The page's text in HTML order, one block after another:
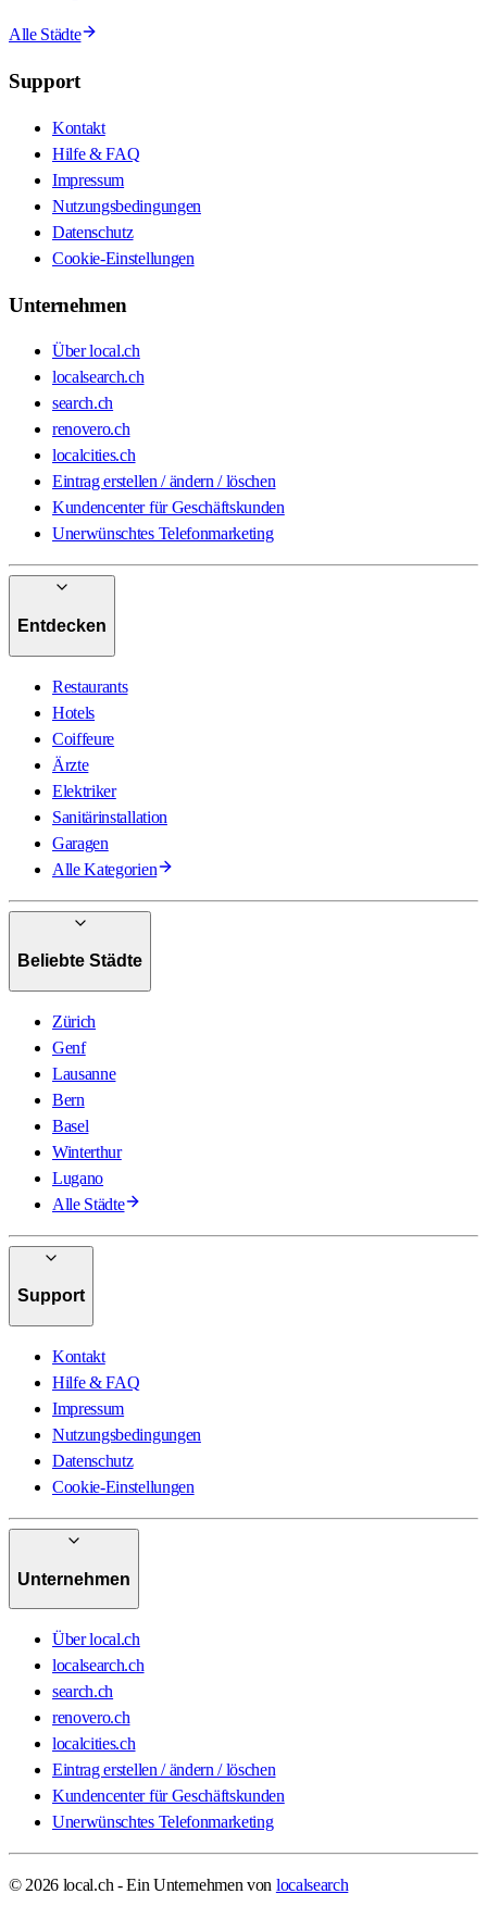
Alle Städte
Support
Kontakt
Hilfe & FAQ
Impressum
Nutzungsbedingungen
Datenschutz
Cookie-Einstellungen
Unternehmen
Über local.ch
localsearch.ch
search.ch
renovero.ch
localcities.ch
Eintrag erstellen / ändern / löschen
Kundencenter für Geschäftskunden
Unerwünschtes Telefonmarketing
Entdecken
Restaurants
Hotels
Coiffeure
Ärzte
Elektriker
Sanitärinstallation
Garagen
Alle Kategorien
Beliebte Städte
Zürich
Genf
Lausanne
Bern
Basel
Winterthur
Lugano
Alle Städte
Support
Kontakt
Hilfe & FAQ
Impressum
Nutzungsbedingungen
Datenschutz
Cookie-Einstellungen
Unternehmen
Über local.ch
localsearch.ch
search.ch
renovero.ch
localcities.ch
Eintrag erstellen / ändern / löschen
Kundencenter für Geschäftskunden
Unerwünschtes Telefonmarketing
© 2026 local.ch - Ein Unternehmen von localsearch